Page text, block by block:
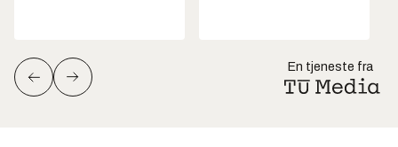
En tjeneste fra